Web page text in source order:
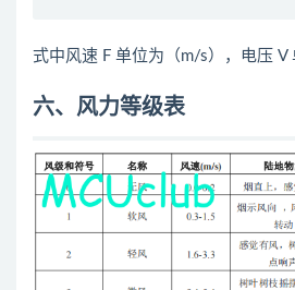
式中风速 F 单位为（m/s），电压 V
六、风力等级表